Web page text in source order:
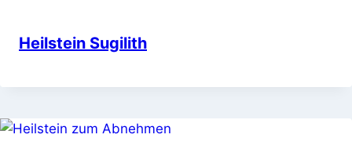
Heilstein Sugilith